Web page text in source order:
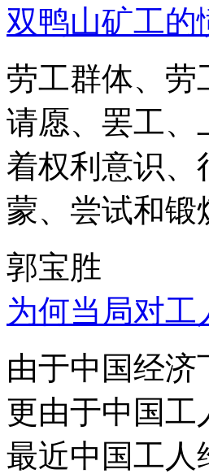
双鸭山矿工的
劳工群体、劳
请愿、罢工、
着权利意识、
蒙、尝试和锻
郭宝胜
为何当局对
由于中国经
更由于中国工
最近中国工人